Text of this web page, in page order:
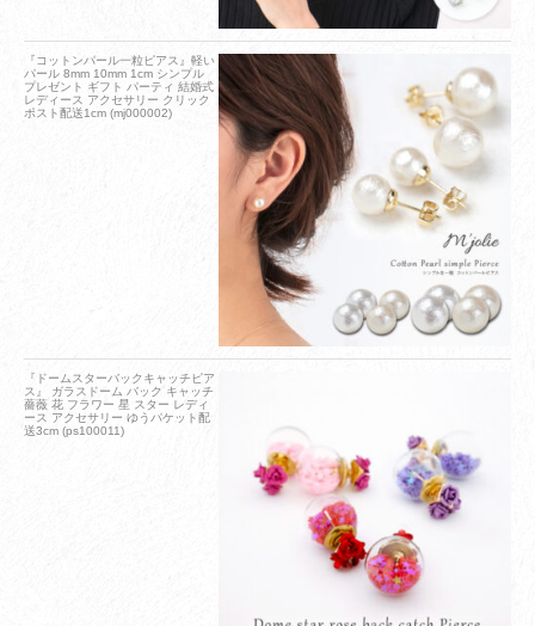
『コットンパール一粒ピアス』軽い
パール 8mm 10mm 1cm シンプル
プレゼント ギフト パーティ 結婚式
レディース アクセサリー クリック
ポスト配送1cm (mj000002)
『ドームスターバックキャッチピア
ス』 ガラスドーム バック キャッチ
薔薇 花 フラワー 星 スター レディ
ース アクセサリー ゆうパケット配
送3cm (ps100011)